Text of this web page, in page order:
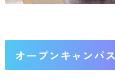
オープンキャンパ